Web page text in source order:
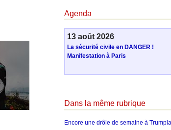
Agenda
13 août 2026
La sécurité civile en DANGER !
Manifestation à Paris
Dans la même rubrique
Encore une drôle de semaine à